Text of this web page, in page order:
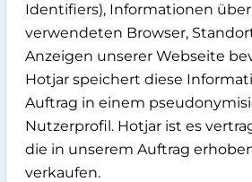
Identifiers), Informationen
verwendeten Browser,
Anzeigen unserer Webseite
Hotjar speichert diese
Auftrag in einem
Nutzerprofil. Hotjar ist es
die in unserem Auftrag
verkaufen.